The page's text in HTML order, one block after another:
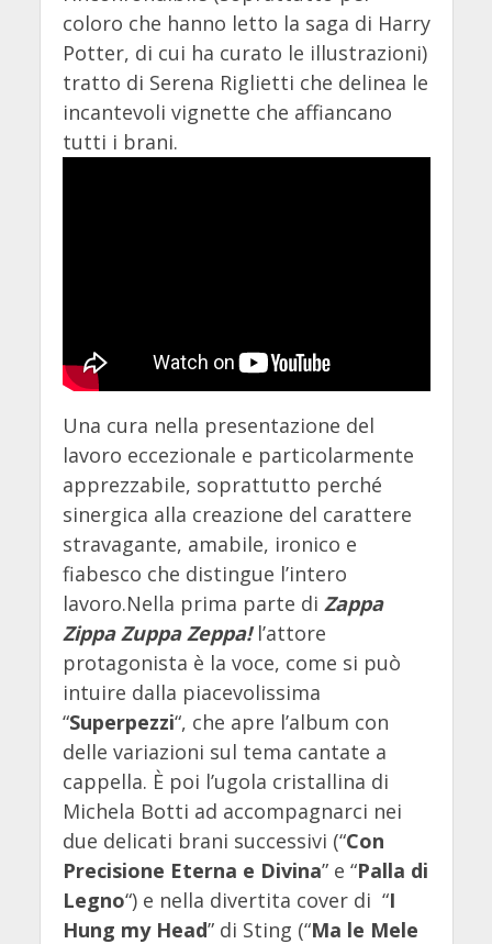
coloro che hanno letto la saga di Harry
Potter, di cui ha curato le illustrazioni)
tratto di Serena Riglietti che delinea le
incantevoli vignette che affiancano
tutti i brani.
Una cura nella presentazione del
lavoro eccezionale e particolarmente
apprezzabile, soprattutto perché
sinergica alla creazione del carattere
stravagante, amabile, ironico e
fiabesco che distingue l’intero
lavoro.Nella prima parte di Zappa
Zippa Zuppa Zeppa!l’attore
protagonista è la voce, come si può
intuire dalla piacevolissima
“Superpezzi“, che apre l’album con
delle variazioni sul tema cantate a
cappella. È poi l’ugola cristallina di
Michela Botti ad accompagnarci nei
due delicati brani successivi (“Con
Precisione Eterna e Divina” e “Palla di
Legno“) e nella divertita cover di “I
Hung my Head” di Sting (“Ma le Mele